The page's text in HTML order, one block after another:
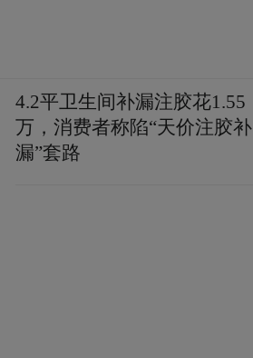
4.2平卫生间补漏注胶花1.55
万，消费者称陷“天价注胶补
漏”套路